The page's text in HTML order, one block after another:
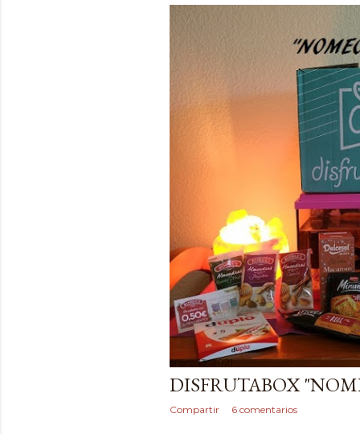
enero 13, 2021
DISFRUTABOX
Compartir 6 comentarios